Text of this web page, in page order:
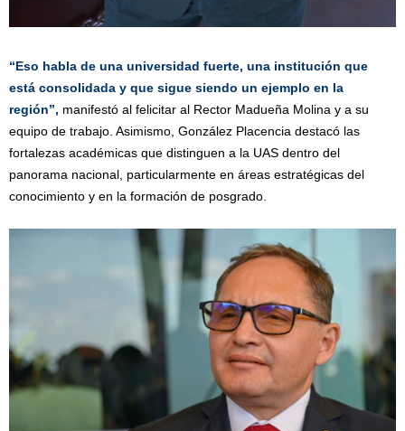
“Eso habla de una universidad fuerte, una institución que
está consolidada y que sigue siendo un ejemplo en la
región”, manifestó al felicitar al Rector Madueña Molina y a su
equipo de trabajo. Asimismo, González Placencia destacó las
fortalezas académicas que distinguen a la UAS dentro del
panorama nacional, particularmente en áreas estratégicas del
conocimiento y en la formación de posgrado.